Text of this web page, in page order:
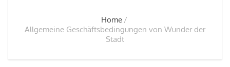
Home
Allgemeine Geschäftsbedingungen von Wunder der
Stadt